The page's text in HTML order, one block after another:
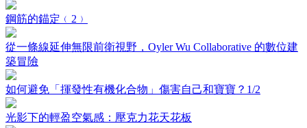
鋼筋的錨定﹙2﹚
從一條線延伸無限前衛視野，Oyler Wu Collaborative 的數位建
築冒險
如何避免「揮發性有機化合物」傷害自己和寶寶？1/2
光影下的輕盈空氣感：壓克力花天花板